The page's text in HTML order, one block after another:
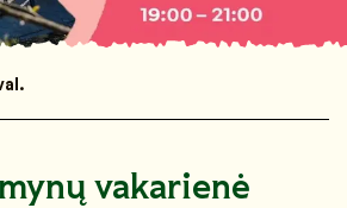
vakarienė